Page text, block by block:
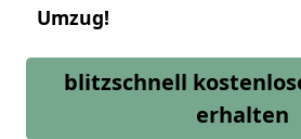
Umzug!
blitzschnell
erhalten